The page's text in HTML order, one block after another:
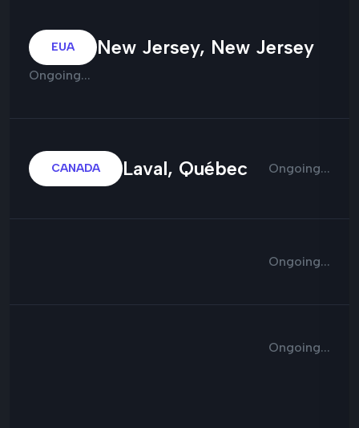
EUA New Jersey, New Jersey
Ongoing...
CANADA Laval, Québec Ongoing...
Ongoing...
Ongoing...